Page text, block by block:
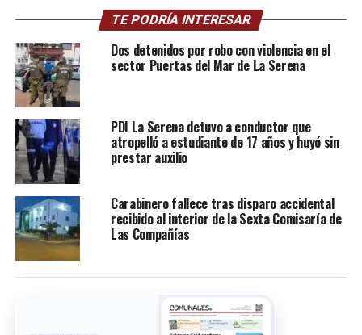
TE PODRÍA INTERESAR
Dos detenidos por robo con violencia en el
sector Puertas del Mar de La Serena
PDI La Serena detuvo a conductor que
atropelló a estudiante de 17 años y huyó sin
prestar auxilio
Carabinero fallece tras disparo accidental
recibido al interior de la Sexta Comisaría de
Las Compañías